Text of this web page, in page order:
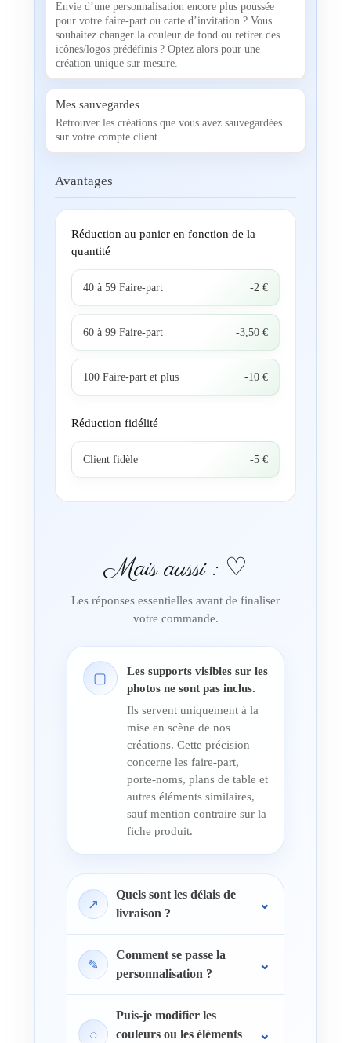
Envie d’une personnalisation encore plus poussée
pour votre faire-part ou carte d’invitation ? Vous
souhaitez changer la couleur de fond ou retirer des
icônes/logos prédéfinis ? Optez alors pour une
création unique sur mesure.
Mes sauvegardes
Retrouver les créations que vous avez sauvegardées
sur votre compte client.
Avantages
Réduction au panier en fonction de la
quantité
40 à 59 Faire-part -2 €
60 à 99 Faire-part -3,50 €
100 Faire-part et plus -10 €
Réduction fidélité
Client fidèle -5 €
Mais aussi : ♡
Les réponses essentielles avant de finaliser
votre commande.
▢
Les supports visibles sur les
photos ne sont pas inclus.
Ils servent uniquement à la
mise en scène de nos
créations. Cette précision
concerne les faire-part,
porte-noms, plans de table et
autres éléments similaires,
sauf mention contraire sur la
fiche produit.
↗
Quels sont les délais de
livraison ?
✎
Comment se passe la
personnalisation ?
◌
Puis-je modifier les
couleurs ou les éléments